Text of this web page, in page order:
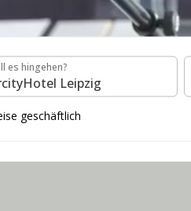
& EVENTS
hingehen?
es hingehen?
geschäftlich